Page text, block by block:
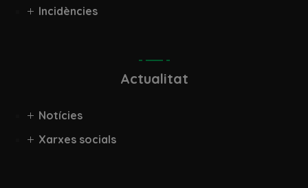
Incidències
Actualitat
Notícies
Xarxes socials